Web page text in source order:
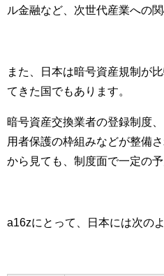
ル金融など、次世代産業への
また、日本は暗号資産規制が
てきた国でもあります。
暗号資産交換業者の登録制度
用者保護の枠組みなどが整備
から見ても、制度面で一定の
a16zにとって、日本には次の